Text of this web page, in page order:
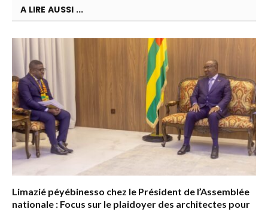
A LIRE AUSSI ...
Limazié péyébinesso chez le Président de l’Assemblée
nationale : Focus sur le plaidoyer des architectes pour